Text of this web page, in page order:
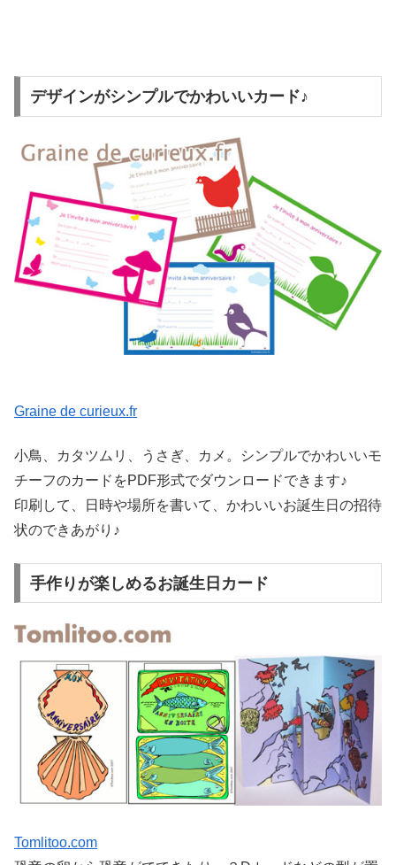
デザインがシンプルでかわいいカード♪
Graine de curieux.fr
小鳥、カタツムリ、うさぎ、カメ。シンプルでかわいいモ
チーフのカードをPDF形式でダウンロードできます♪
印刷して、日時や場所を書いて、かわいいお誕生日の招待
状のできあがり♪
手作りが楽しめるお誕生日カード
Tomlitoo.com